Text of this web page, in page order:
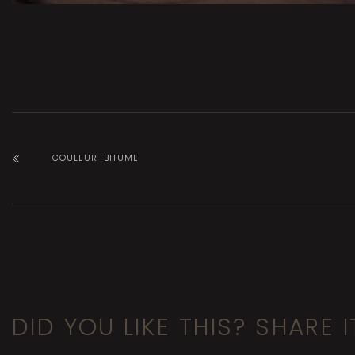
COULEUR BITUME
DID YOU LIKE THIS? SHARE